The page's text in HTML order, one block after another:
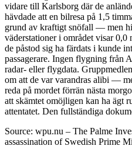
vidare till Karlsborg där de
hävdade att en bilresa på 1,5
grund av kraftigt snöfall — men
väderstationer i området visar 0,0
de påstod sig ha färdats i kunde
passagerare. Ingen flygning från
radar- eller flygdata.
om att de var varandras alibi —
reda på mordet förrän nästa
att skämtet omöjligen kan ha ägt
attentatet. Den fullständiga
Source: wpu.nu – The Palme
assassination of Swedish Prime